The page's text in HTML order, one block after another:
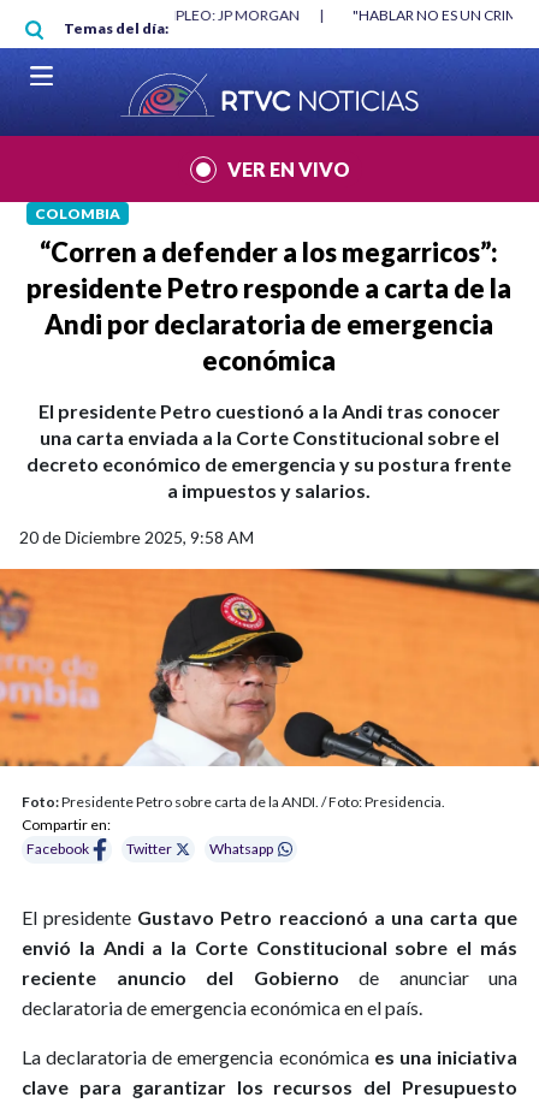
Pasar al contenido principal
Temas del día:
"HABLAR NO ES UN CRIMEN": CARTA DE BETO CORAL |
VER EN VIVO
COLOMBIA
“Corren a defender a los megarricos”:
presidente Petro responde a carta de la
Andi por declaratoria de emergencia
económica
El presidente Petro cuestionó a la Andi tras conocer
una carta enviada a la Corte Constitucional sobre el
decreto económico de emergencia y su postura frente
a impuestos y salarios.
20 de Diciembre 2025, 9:58 AM
Foto:Presidente Petro sobre carta de la ANDI. / Foto: Presidencia.
Compartir en:
Facebook
Twitter Whatsapp
El presidente Gustavo Petro reaccionó a una carta que
envió la Andi a la Corte Constitucional sobre el más
reciente anuncio del Gobierno de anunciar una
declaratoria de emergencia económica en el país.
La declaratoria de emergencia económica es una iniciativa
clave para garantizar los recursos del Presupuesto